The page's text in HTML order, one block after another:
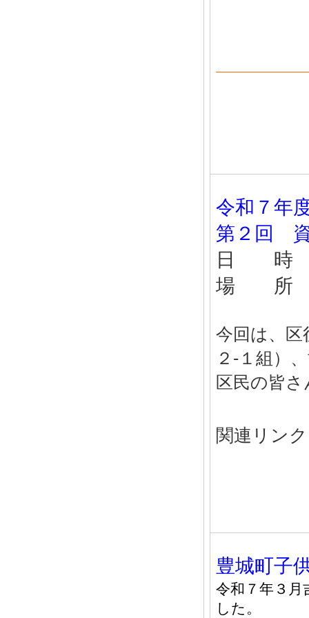
令和７
第２回
日 時 ６
場 所
今回は、区
２-１組）
区民の皆
関連リン
豊城町子
令和７年３月
した。